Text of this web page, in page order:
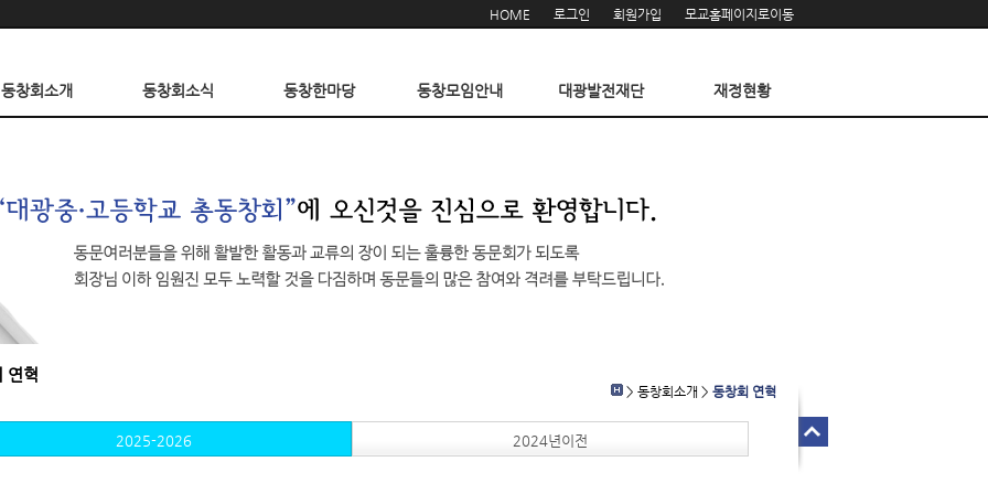
HOME 로그인 회원가입 모교홈페이지로이동
동창회소개 동창회소식 동창한마당 동창모임안내 대광발전재단 재정현황
연혁
> 동창회소개 > 동창회 연혁
2025-2026 2024년이전